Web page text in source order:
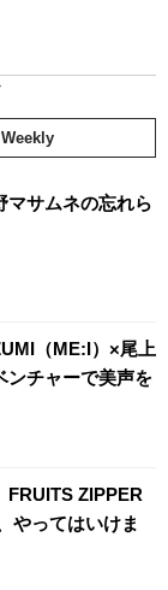
Weekly
サムネの忘れら
（ME:I）×尾上
ンチャーで美声を
FRUITS ZIPPER
やってはいけま